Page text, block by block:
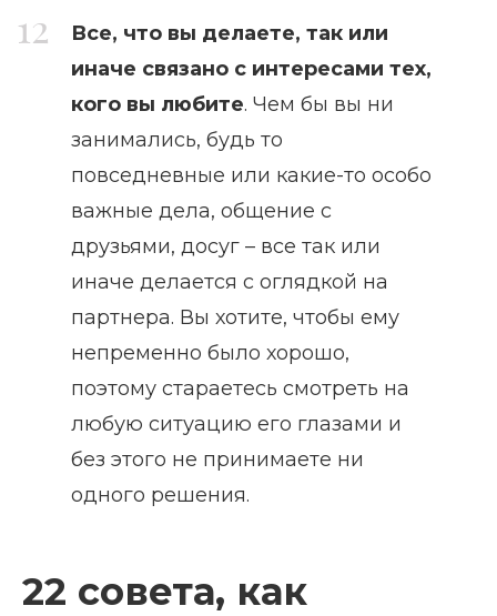
Все, что вы делаете, так или
иначе связано с интересами тех,
кого вы любите. Чем бы вы ни
занимались, будь то
повседневные или какие-то особо
важные дела, общение с
друзьями, досуг – все так или
иначе делается с оглядкой на
партнера. Вы хотите, чтобы ему
непременно было хорошо,
поэтому стараетесь смотреть на
любую ситуацию его глазами и
без этого не принимаете ни
одного решения.
22 совета, как